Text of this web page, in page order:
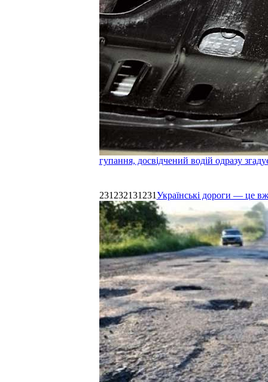
гупання, досвідчений водій одразу
231232131231Українські дороги — це